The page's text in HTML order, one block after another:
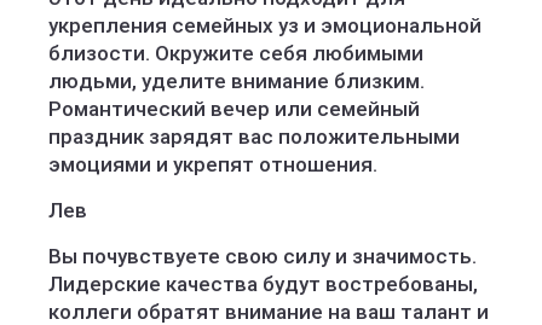
укрепления семейных уз и эмоциональной
близости. Окружите себя любимыми
людьми, уделите внимание близким.
Романтический вечер или семейный
праздник зарядят вас положительными
эмоциями и укрепят отношения.
Лев
Вы почувствуете свою силу и значимость.
Лидерские качества будут востребованы,
коллеги обратят внимание на ваш талант и